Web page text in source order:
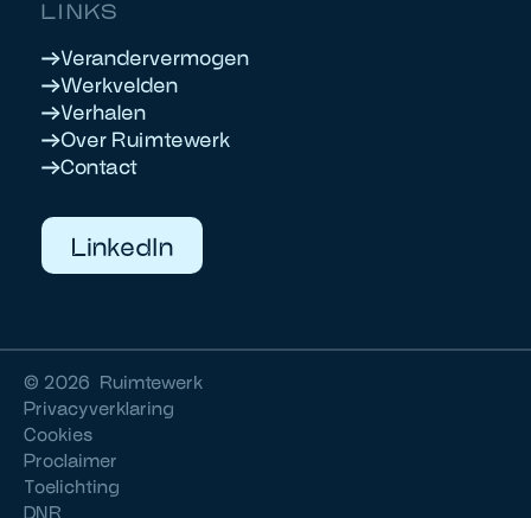
LINKS
Verandervermogen
Werkvelden
Verhalen
Over Ruimtewerk
Contact
LinkedIn
© 2026 Ruimtewerk
Privacyverklaring
Cookies
Proclaimer
Toelichting
DNR